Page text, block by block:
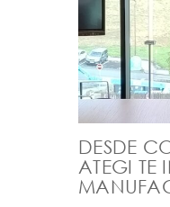
DESDE
ATEGI